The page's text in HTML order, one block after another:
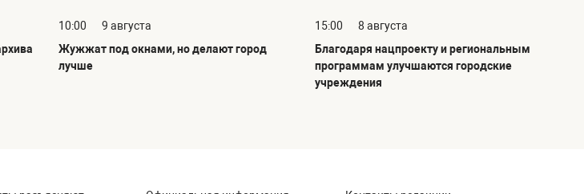
10:00
9 августа
Жужжат под окнами, но делают город
лучше
15:00
8 августа
Благодаря нацпроекту и региональным
программам улучшаются городские
учреждения